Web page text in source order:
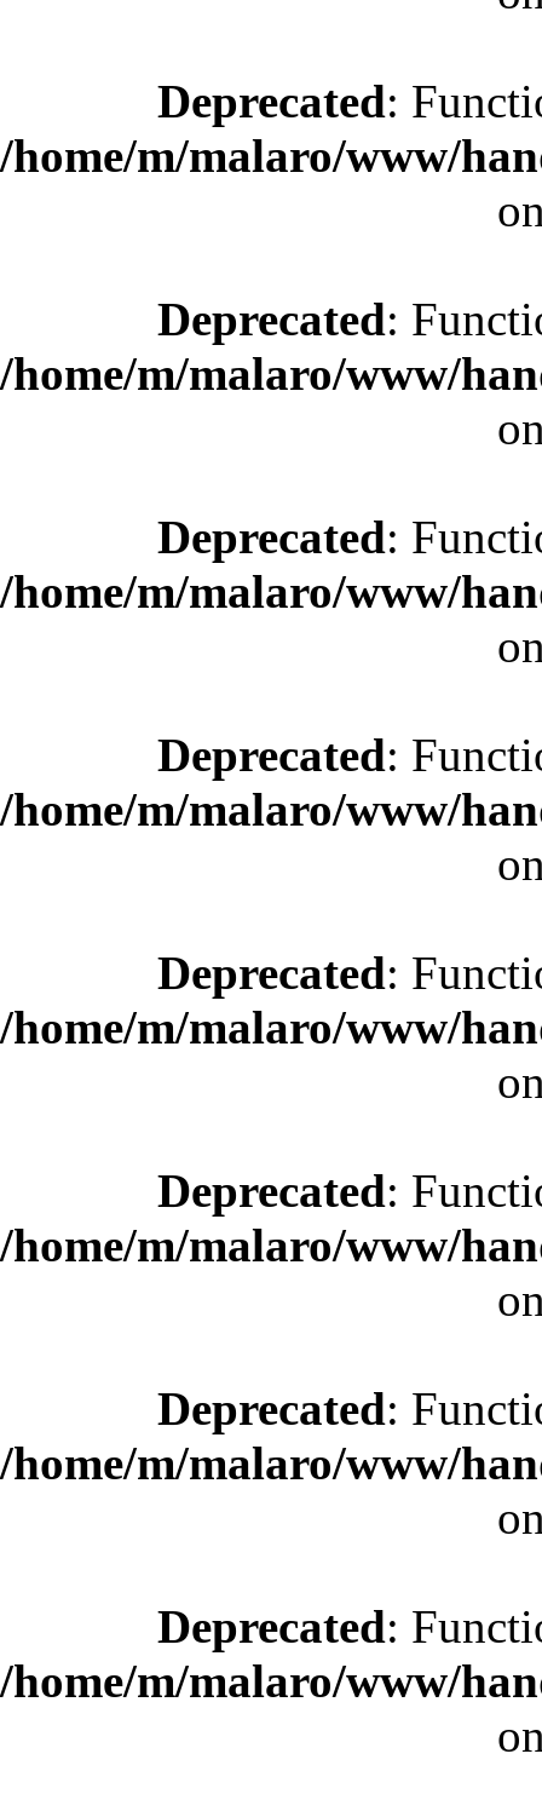
Deprecated:
/home/m/malaro/www/
Deprecated:
/home/m/malaro/www/
Deprecated:
/home/m/malaro/www/
Deprecated:
/home/m/malaro/www/
Deprecated:
/home/m/malaro/www/
Deprecated:
/home/m/malaro/www/
Deprecated:
/home/m/malaro/www/
Deprecated:
/home/m/malaro/www/